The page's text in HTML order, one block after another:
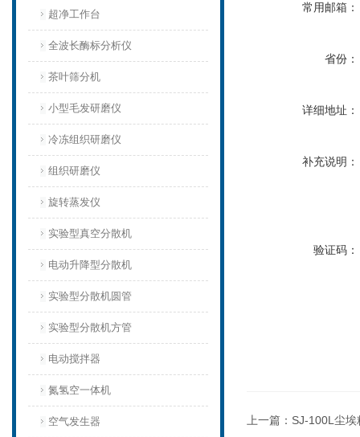
超净工作台
全波长酶标分析仪
茶叶筛分机
小型毛发研磨仪
冷冻组织研磨仪
组织研磨仪
旋转蒸发仪
实验型真空分散机
电动升降型分散机
实验型分散机圆管
实验型分散机方管
电动搅拌器
氮氢空一体机
空气发生器
常用邮箱：
省份：
详细地址：
补充说明：
验证码：
上一篇： SJ-100L尘